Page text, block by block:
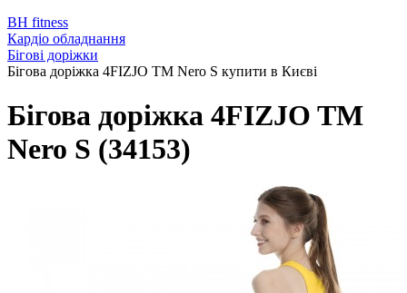
BH fitness
Кардіо обладнання
Бігові доріжки
Бігова доріжка 4FIZJO TM Nero S купити в Києві
Бігова доріжка 4FIZJO TM
Nero S (34153)